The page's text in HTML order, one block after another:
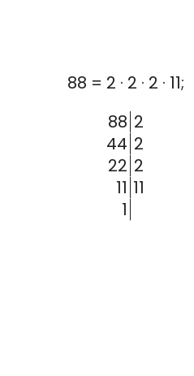
88 = 2 · 2 · 2 · 11;
88 2
44 2
22 2
11 11
1